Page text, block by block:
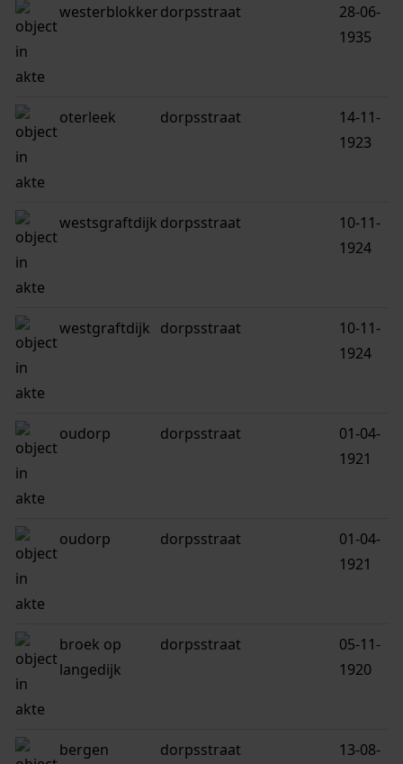
westerblokkerdorpsstraat
28-06-
1935
oterleek dorpsstraat
14-11-
1923
westsgraftdijk dorpsstraat
10-11-
1924
westgraftdijk dorpsstraat
10-11-
1924
oudorp dorpsstraat
01-04-
1921
oudorp dorpsstraat
01-04-
1921
broek op
langedijk
dorpsstraat
05-11-
1920
bergen dorpsstraat
13-08-